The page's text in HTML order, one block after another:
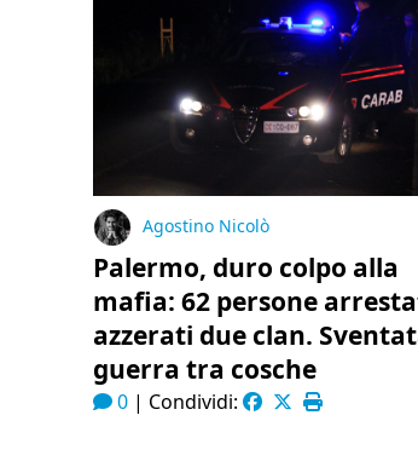
Agostino Nicolò
Palermo, duro colpo alla
mafia: 62 persone
azzerati due clan.
guerra tra cosche
0 | Condividi: